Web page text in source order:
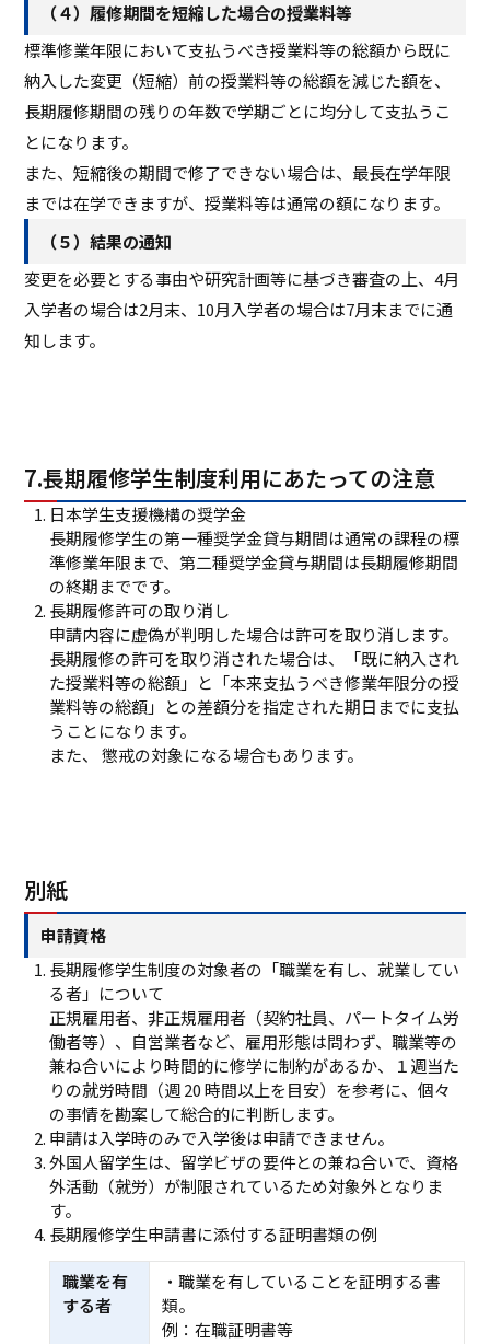
（４）履修期間を短縮した場合の授業料等
標準修業年限において支払うべき授業料等の総額から既に
納入した変更（短縮）前の授業料等の総額を減じた額を、
長期履修期間の残りの年数で学期ごとに均分して支払うこ
とになります。
また、短縮後の期間で修了できない場合は、最長在学年限
までは在学できますが、授業料等は通常の額になります。
（５）結果の通知
変更を必要とする事由や研究計画等に基づき審査の上、4月
入学者の場合は2月末、10月入学者の場合は7月末までに通
知します。
7.長期履修学生制度利用にあたっての注意
日本学生支援機構の奨学金
長期履修学生の第一種奨学金貸与期間は通常の課程の標
準修業年限まで、第二種奨学金貸与期間は長期履修期間
の終期までです。
長期履修許可の取り消し
申請内容に虚偽が判明した場合は許可を取り消します。
長期履修の許可を取り消された場合は、「既に納入され
た授業料等の総額」と「本来支払うべき修業年限分の授
業料等の総額」との差額分を指定された期日までに支払
うことになります。
また、 懲戒の対象になる場合もあります。
別紙
申請資格
⻑期履修学⽣制度の対象者の「職業を有し、就業してい
る者」について
正規雇⽤者、⾮正規雇⽤者（契約社員、パートタイム労
働者等）、⾃営業者など、雇⽤形態は問わず、職業等の
兼ね合いにより時間的に修学に制約があるか、１週当た
りの就労時間（週 20 時間以上を⽬安）を参考に、個々
の事情を勘案して総合的に判断します。
申請は入学時のみで入学後は申請できません。
外国⼈留学⽣は、留学ビザの要件との兼ね合いで、資格
外活動（就労）が制限されているため対象外となりま
す。
⻑期履修学生申請書に添付する証明書類の例
職業を有
する者
・職業を有していることを証明する書
類。
例：在職証明書等